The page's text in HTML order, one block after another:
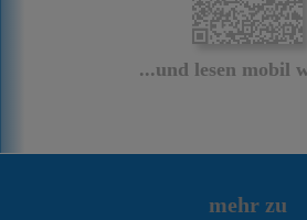
...und lesen mobil
mehr zu